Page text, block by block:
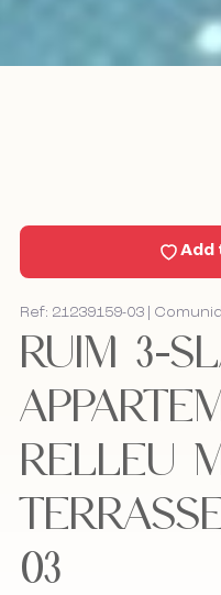
Ik accepteer het
Ik accepteer het
Ref: 21239159-03 |
RUIM 3-
RELLEU
03
Add